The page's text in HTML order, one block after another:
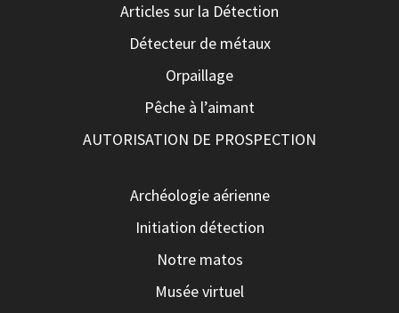
Articles sur la Détection
Détecteur de métaux
Orpaillage
Pêche à l’aimant
AUTORISATION DE PROSPECTION
Archéologie aérienne
Initiation détection
Notre matos
Musée virtuel